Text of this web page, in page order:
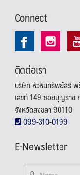
Connect
ติดต่อเรา
บริษัท หัวหินทรัพย์สิริ
เลขที่ 149 ซอยบุญราช
จังหวัดสงขลา 90110
099-310-0199
E-Newsletter